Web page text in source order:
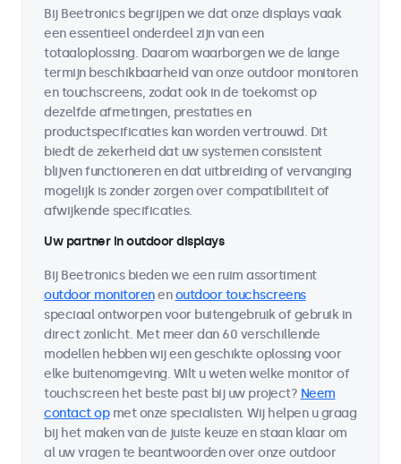
Bij Beetronics begrijpen we dat onze displays vaak
een essentieel onderdeel zijn van een
totaaloplossing. Daarom waarborgen we de lange
termijn beschikbaarheid van onze outdoor monitoren
en touchscreens, zodat ook in de toekomst op
dezelfde afmetingen, prestaties en
productspecificaties kan worden vertrouwd. Dit
biedt de zekerheid dat uw systemen consistent
blijven functioneren en dat uitbreiding of vervanging
mogelijk is zonder zorgen over compatibiliteit of
afwijkende specificaties.
Uw partner in outdoor displays
Bij Beetronics bieden we een ruim assortiment
outdoor monitorenenoutdoor touchscreens
speciaal ontworpen voor buitengebruik of gebruik in
direct zonlicht. Met meer dan 60 verschillende
modellen hebben wij een geschikte oplossing voor
elke buitenomgeving. Wilt u weten welke monitor of
touchscreen het beste past bij uw project? Neem
contact opmet onze specialisten. Wij helpen u graag
bij het maken van de juiste keuze en staan klaar om
al uw vragen te beantwoorden over onze outdoor